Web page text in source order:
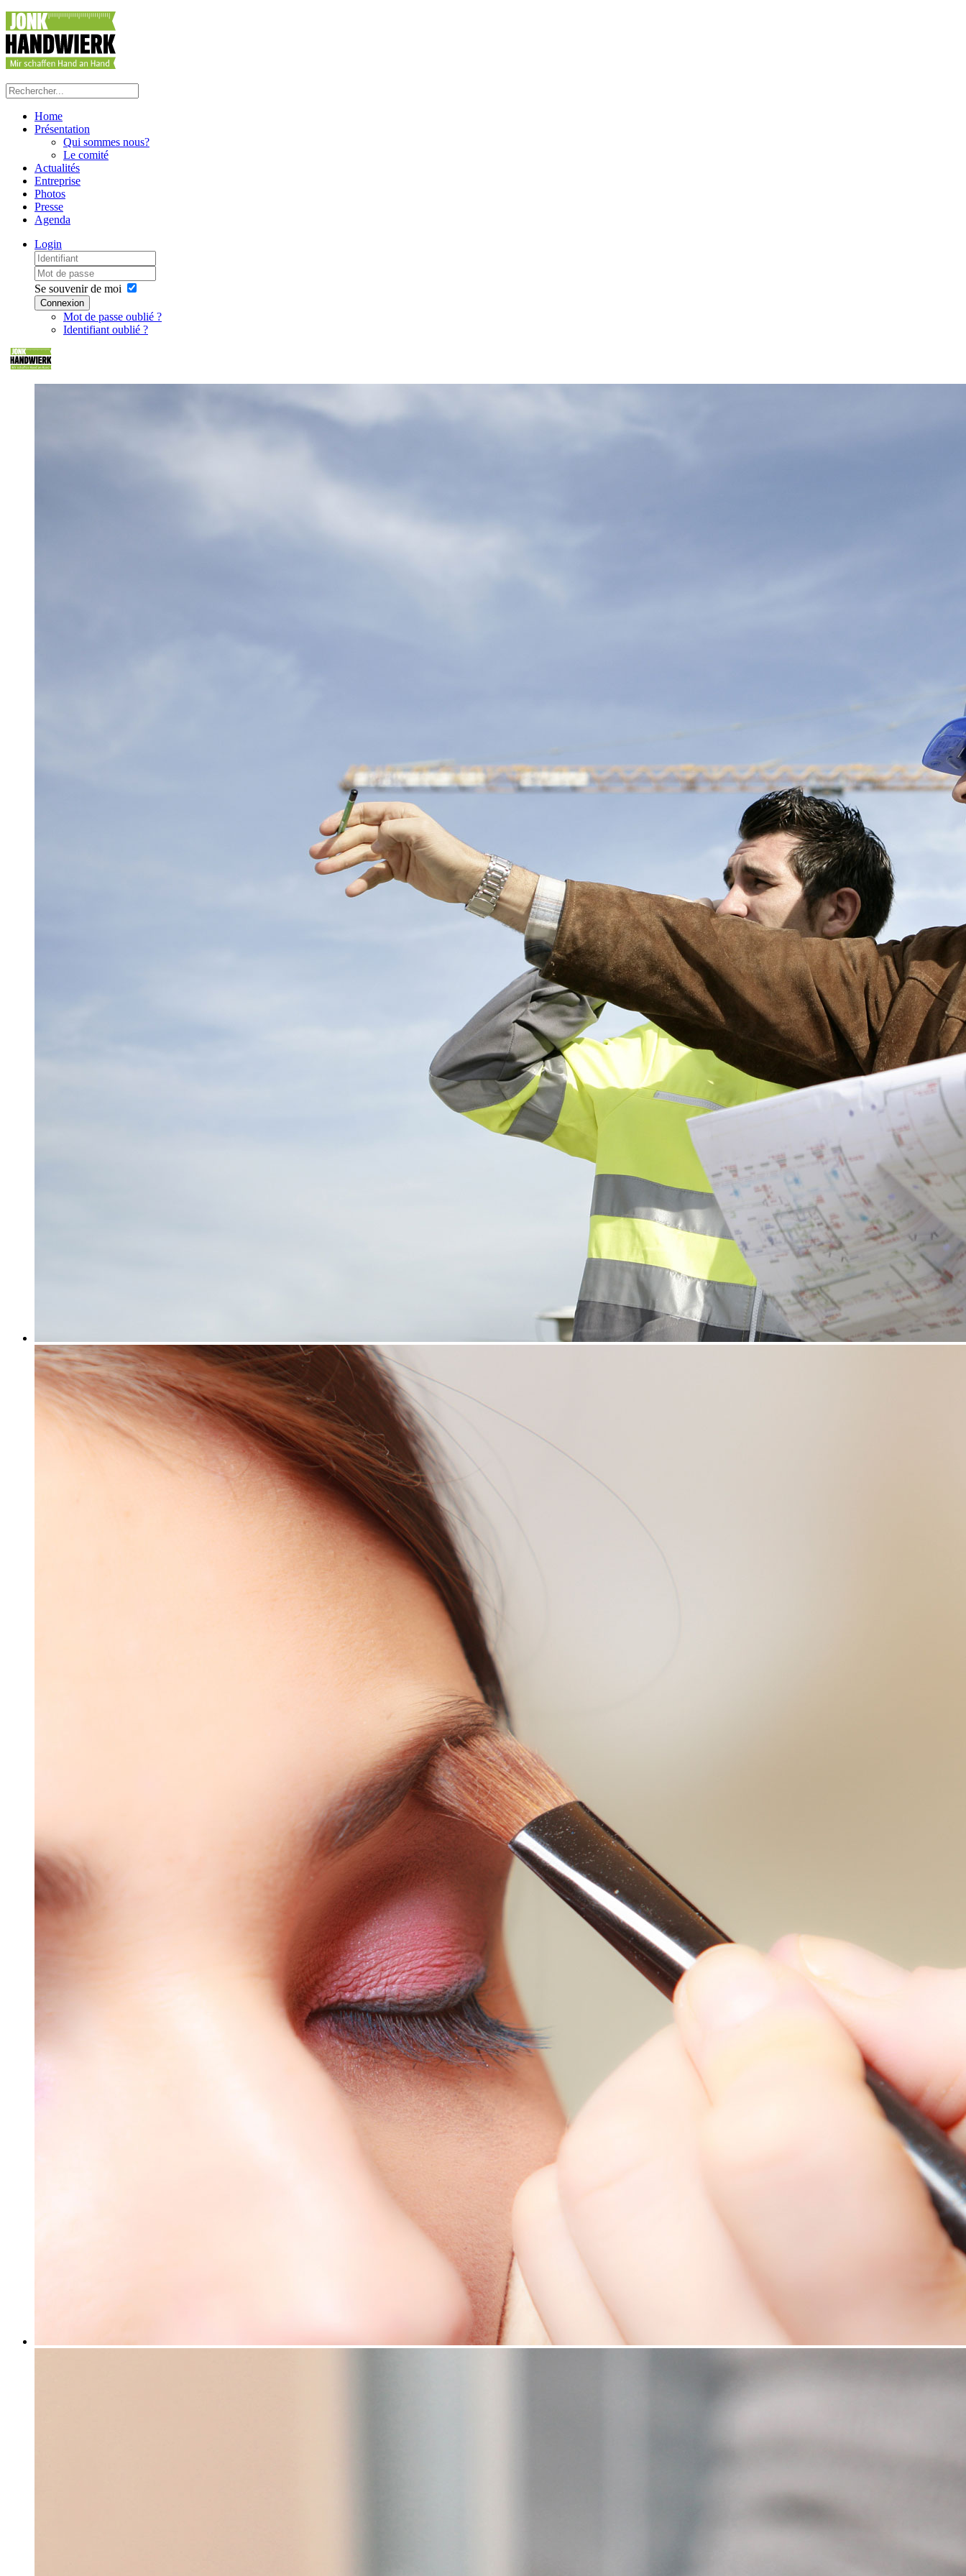
Home
Présentation
Qui sommes nous?
Le comité
Actualités
Entreprise
Photos
Presse
Agenda
Login
Se souvenir de moi
Connexion
Mot de passe oublié ?
Identifiant oublié ?